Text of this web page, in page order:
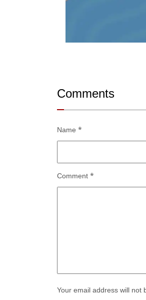
Comments
Your email address will not
Comment *
Name *